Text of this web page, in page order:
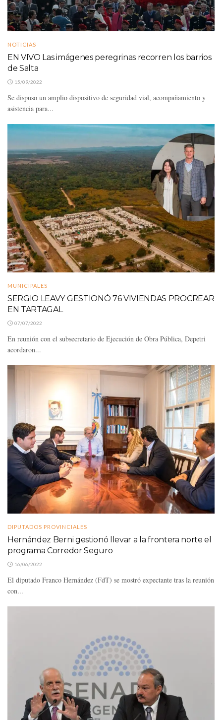
NOTICIAS
EN VIVO Las imágenes peregrinas recorren los barrios
de Salta
15/09/2022
Se dispuso un amplio dispositivo de seguridad vial, acompañamiento y
asistencia para...
MUNICIPALES
SERGIO LEAVY GESTIONÓ 76 VIVIENDAS PROCREAR
EN TARTAGAL
07/07/2022
En reunión con el subsecretario de Ejecución de Obra Pública, Depetri
acordaron...
DIPUTADOS PROVINCIALES
Hernández Berni gestionó llevar a la frontera norte el
programa Corredor Seguro
16/06/2022
El diputado Franco Hernández (FdT) se mostró expectante tras la reunión
con...